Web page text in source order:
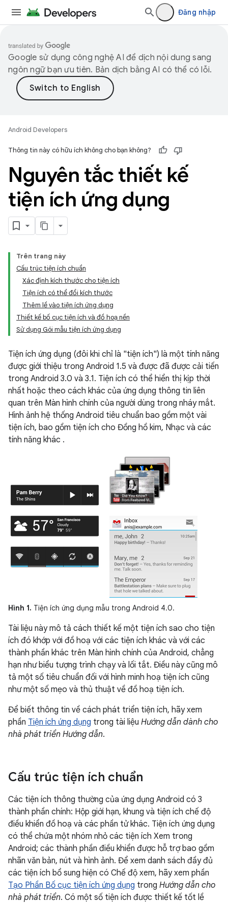
Đăng nhập
Google sử dụng công nghệ AI để dịch nội dung sang
ngôn ngữ bạn ưu tiên. Bản dịch bằng AI có thể có lỗi.
Android Developers
Thông tin này có hữu ích không cho bạn không?
Nguyên tắc thiết kế
tiện ích ứng dụng
Trên trang này
Cấu trúc tiện ích chuẩn
Xác định kích thước cho tiện ích
Tiện ích có thể đổi kích thước
Thêm lề vào tiện ích ứng dụng
Thiết kế bố cục tiện ích và đồ hoạ nền
Sử dụng Gói mẫu tiện ích ứng dụng
Tiện ích ứng dụng (đôi khi chỉ là "tiện ích") là một tính năng
được giới thiệu trong Android 1.5 và được đã được cải tiến
trong Android 3.0 và 3.1. Tiện ích có thể hiển thị kịp thời
nhất hoặc theo cách khác của ứng dụng thông tin liên
quan trên Màn hình chính của người dùng trong nháy mắt.
Hình ảnh hệ thống Android tiêu chuẩn bao gồm một vài
tiện ích, bao gồm tiện ích cho Đồng hồ kim, Nhạc và các
tính năng khác .
Hình 1. Tiện ích ứng dụng mẫu trong Android 4.0.
Tài liệu này mô tả cách thiết kế một tiện ích sao cho tiện
ích đó khớp với đồ hoạ với các tiện ích khác và với các
thành phần khác trên Màn hình chính của Android, chẳng
hạn như biểu tượng trình chạy và lối tắt. Điều này cũng mô
tả một số tiêu chuẩn đối với hình minh hoạ tiện ích cũng
như một số mẹo và thủ thuật về đồ hoạ tiện ích.
Để biết thông tin về cách phát triển tiện ích, hãy xem
phần Tiện ích ứng dụng trong tài liệu Hướng dẫn dành cho
nhà phát triển Hướng dẫn.
Cấu trúc tiện ích chuẩn
Các tiện ích thông thường của ứng dụng Android có 3
thành phần chính: Hộp giới hạn, khung và tiện ích chế độ
điều khiển đồ hoạ và các phần tử khác. Tiện ích ứng dụng
có thể chứa một nhóm nhỏ các tiện ích Xem trong
Android; các thành phần điều khiển được hỗ trợ bao gồm
nhãn văn bản, nút và hình ảnh. Để xem danh sách đầy đủ
các tiện ích bổ sung hiện có Chế độ xem, hãy xem phần
Tạo Phần Bố cục tiện ích ứng dụng trong Hướng dẫn cho
nhà phát triển. Có một số tiện ích được thiết kế tốt lề